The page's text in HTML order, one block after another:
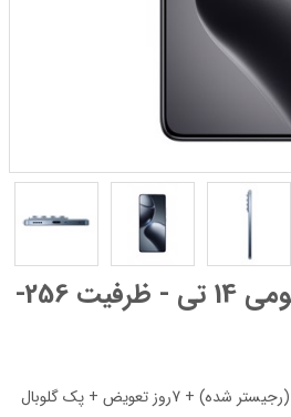
گوشی موبایل شیائومی 14 تی - ظرفیت 256-